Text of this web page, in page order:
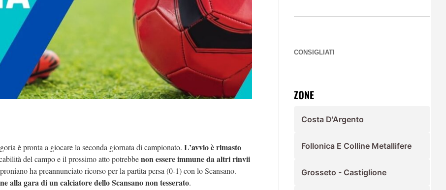
è pronta a giocare la seconda giornata di campionato. L’avvio è rimasto
del campo e il prossimo atto potrebbenon essere immune da altri rinvii
ha preannunciato ricorso per la partita persa (0-1) con lo Scansano.
alla gara di un calciatore dello Scansano non tesserato.
CONSIGLIATI
ZONE
Costa D'Argento
Follonica E Colline Metallifere
Grosseto - Castiglione